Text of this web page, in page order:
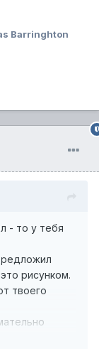
Barringhton
- то у тебя
рисунком.
твоего